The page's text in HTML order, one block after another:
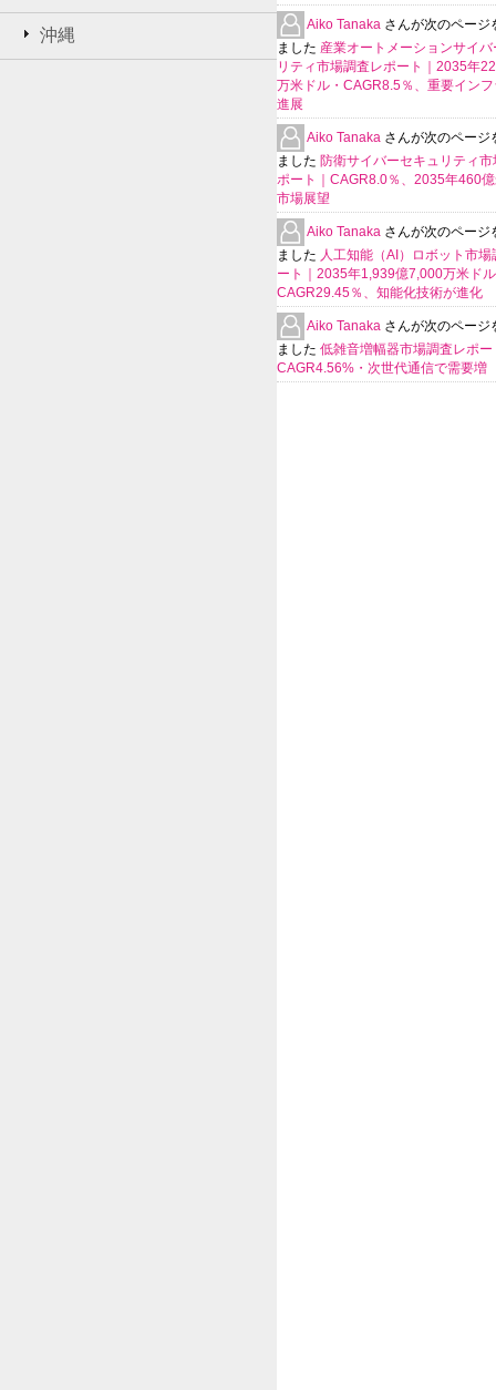
沖縄
Aiko Tanaka さんが次のページ
ました 産業オートメーションサイ
リティ市場調査レポート｜2035年
万米ドル・CAGR8.5％、重要イン
進展
Aiko Tanaka さんが次のページ
ました 防衛サイバーセキュリティ
ポート｜CAGR8.0％、2035年460
市場展望
Aiko Tanaka さんが次のページ
ました 人工知能（AI）ロボット市場
ート｜2035年1,939億7,000万米ド
CAGR29.45％、知能化技術が進化
Aiko Tanaka さんが次のページ
ました 低雑音増幅器市場調査レポー
CAGR4.56%・次世代通信で需要増